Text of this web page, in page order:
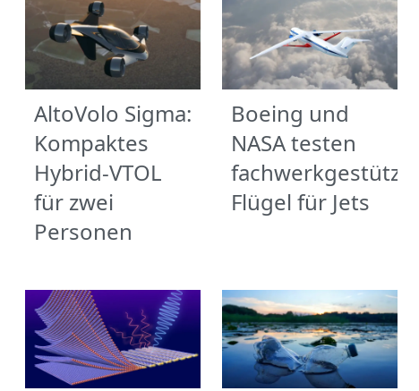
AltoVolo Sigma:
Kompaktes
Hybrid-VTOL
für zwei
Personen
Boeing und
NASA testen
Flügel für Jets